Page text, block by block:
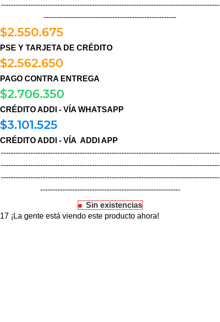
-----------------------------------------------------------------------------------------
------------------------------------------------------
$2.550.675
PSE Y TARJETA DE CRÉDITO
$2.562.650
PAGO CONTRA ENTREGA
$2.706.350
CRÉDITO ADDI - VÍA WHATSAPP
$3.101.525
CRÉDITO ADDI - VÍA ADDI APP
-----------------------------------------------------------------------------------------
-----------------------------------------------------------------------------------------
-----------------------------------------------------------------------------------------
---------------------------------------------------------
Sin existencias
17 ¡La gente está viendo este producto ahora!